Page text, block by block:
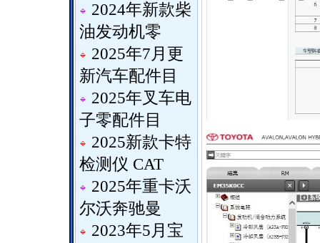
2024年新款柴
油发动机零
2025年7月更
新汽车配件目
2025年叉车电
子零配件目
2025新款卡特
检测仪 CAT
2025年重卡沃
尔沃奔驰曼
2023年5月宝